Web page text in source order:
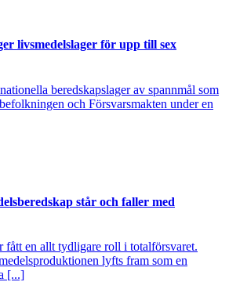
livsmedelslager för upp till sex
beredskapslager av spannmål som
och Försvarsmakten under en
står och faller med
fått en allt tydligare roll i totalförsvaret.
lyfts fram som en
[...]